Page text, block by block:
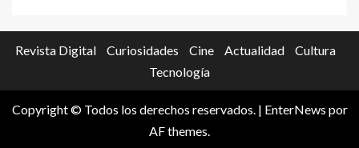
Revista Digital Curiosidades Cine Actualidad
Cultura
Tecnología
Copyright © Todos los derechos reservados. | EnterNews por
AF themes.